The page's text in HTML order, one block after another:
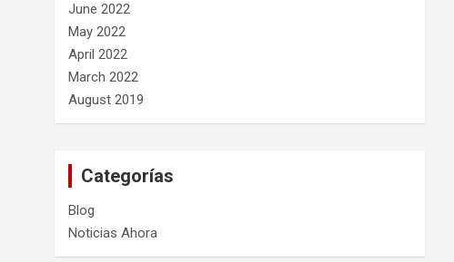
June 2022
May 2022
April 2022
March 2022
August 2019
Categorías
Blog
Noticias Ahora